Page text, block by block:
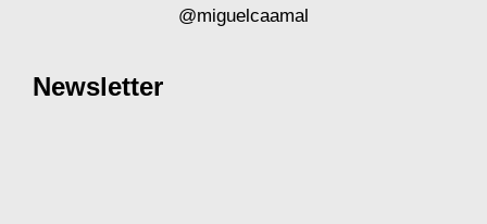
@miguelcaamal
Newsletter